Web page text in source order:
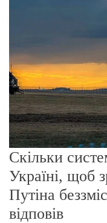
Скільки
Україні, щоб
Путіна
відповів